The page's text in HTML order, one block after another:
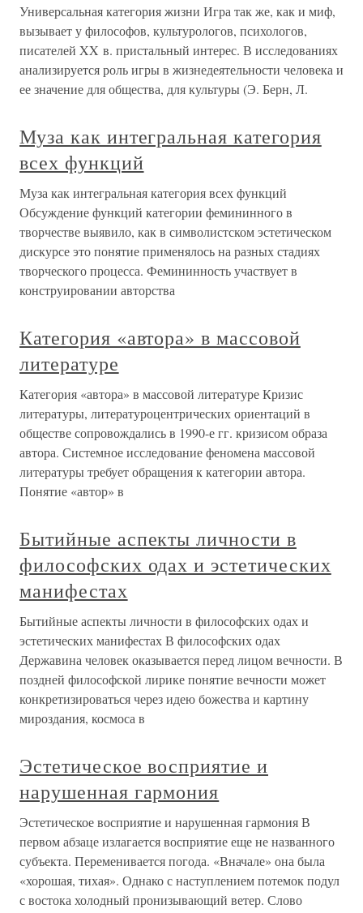
Универсальная категория жизни Игра так же, как и миф,
вызывает у философов, культурологов, психологов,
писателей XX в. пристальный интерес. В исследованиях
анализируется роль игры в жизнедеятельности человека и
ее значение для общества, для культуры (Э. Берн, Л.
Муза как интегральная категория
всех функций
Муза как интегральная категория всех функций
Обсуждение функций категории фемининного в
творчестве выявило, как в символистском эстетическом
дискурсе это понятие применялось на разных стадиях
творческого процесса. Фемининность участвует в
конструировании авторства
Категория «автора» в массовой
литературе
Категория «автора» в массовой литературе Кризис
литературы, литературоцентрических ориентаций в
обществе сопровождались в 1990-е гг. кризисом образа
автора. Системное исследование феномена массовой
литературы требует обращения к категории автора.
Понятие «автор» в
Бытийные аспекты личности в
философских одах и эстетических
манифестах
Бытийные аспекты личности в философских одах и
эстетических манифестах В философских одах
Державина человек оказывается перед лицом вечности. В
поздней философской лирике понятие вечности может
конкретизироваться через идею божества и картину
мироздания, космоса в
Эстетическое восприятие и
нарушенная гармония
Эстетическое восприятие и нарушенная гармония В
первом абзаце излагается восприятие еще не названного
субъекта. Переменивается погода. «Вначале» она была
«хорошая, тихая». Однако с наступлением потемок подул
с востока холодный пронизывающий ветер. Слово